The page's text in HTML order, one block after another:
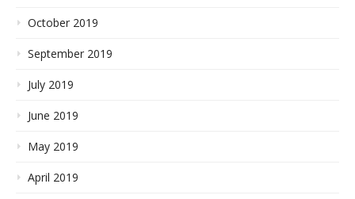
October 2019
September 2019
July 2019
June 2019
May 2019
April 2019